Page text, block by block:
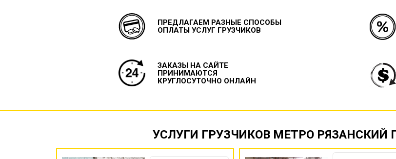
ПРЕДЛАГАЕМ РАЗНЫЕ СПОСОБЫ
ОПЛАТЫ УСЛУГ ГРУЗЧИКОВ
ЗАКАЗЫ НА САЙТЕ
ПРИНИМАЮТСЯ
КРУГЛОСУТОЧНО ОНЛАЙН
УСЛУГИ ГРУЗЧИКОВ МЕТРО РЯЗАНСКИЙ